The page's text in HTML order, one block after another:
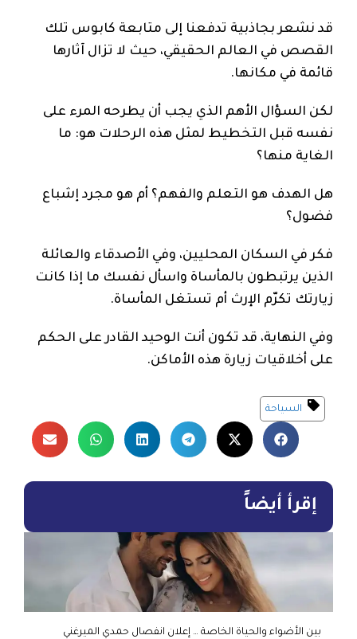
قد نشعر بجاذبية تدفعنا إلى متابعة كابوس تلك
القصص في العالم الحقيقي، حيث لا تزال آثارها
قائمة في مكانها.
لكن السؤال الأهم الذي يجب أن يطرحه المرء على
نفسه قبل التخطيط لمثل هذه الرحلات هو: ما
الغاية منها؟
هل الهدف هو التعلم والفهم؟ أم هو مجرد إشباع
فضول؟
فكر في السكان المحليين، وفي الأصدقاء والعائلة
الذين يرتبطون بالمأساة واسأل نفسك ما إذا كانت
زيارتك تكرّم الإرث أم تستغل المأساة.
وفي النهاية، قد تكون أنت الوحيد القادر على الحكم
على أخلاقيات زيارة هذه الأماكن.
السياحة
إقرأ أيضاً
بين الأضواء والحياة الخاصة … إعلان انفصال حمدي الميرغني